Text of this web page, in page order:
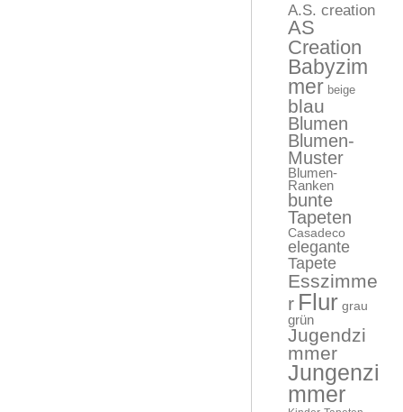
A.S. creation
AS
Creation
Babyzim
mer beige
blau
Blumen
Blumen-
Muster
Blumen-
Ranken
bunte
Tapeten
Casadeco
elegante
Tapete
Esszimme
r Flur grau
grün
Jugendzi
mmer
Jungenzi
mmer